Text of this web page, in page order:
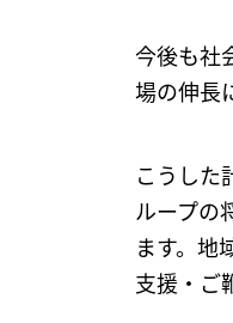
今後も社
場の伸長
こうした
ループの
ます。地
支援・ご